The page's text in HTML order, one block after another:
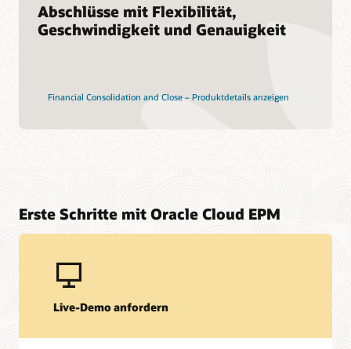
Abschlüsse mit Flexibilität,
Geschwindigkeit und Genauigkeit
Financial Consolidation and Close – Produktdetails anzeigen
Erste Schritte mit Oracle Cloud EPM
Live-Demo anfordern